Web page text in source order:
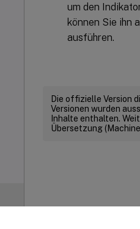
um den
können Sie ihn
ausführen.
Die offizielle Version
Versionen wurden
Inhalte enthalten.
Übersetzung